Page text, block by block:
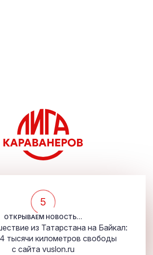
5
ОТКРЫВАЕМ НОВОСТЬ...
из Татарстана на Байкал:
тысячи километров свободы
с сайта vuslon.ru